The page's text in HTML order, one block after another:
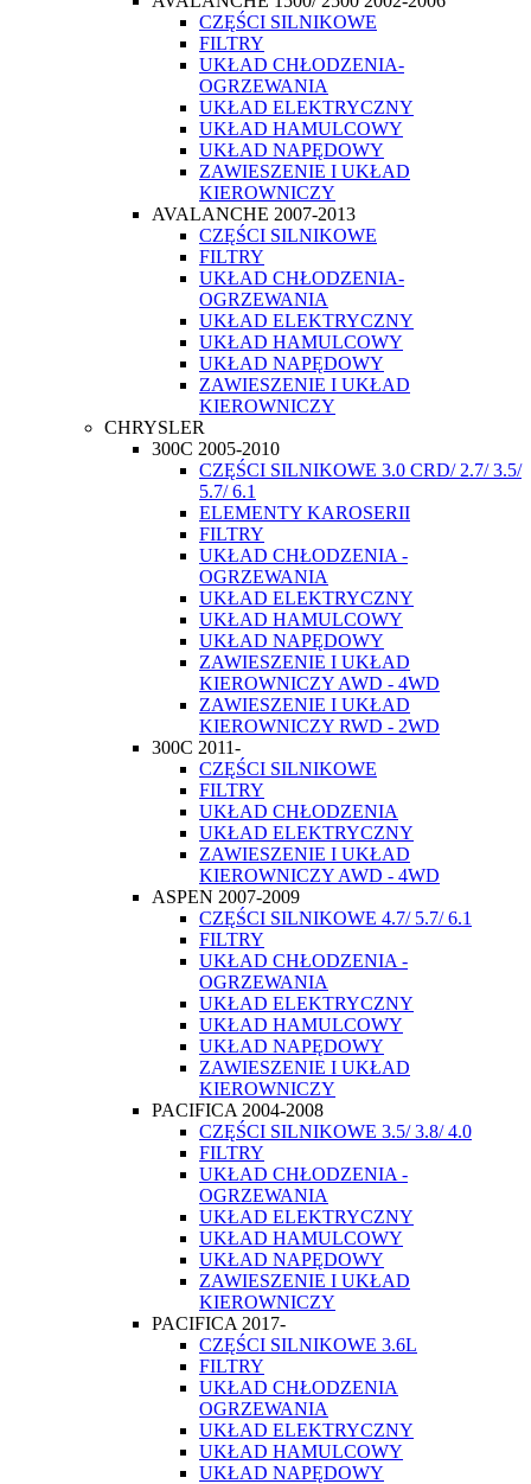
CZĘŚCI SILNIKOWE
FILTRY
UKŁAD CHŁODZENIA-
OGRZEWANIA
UKŁAD ELEKTRYCZNY
UKŁAD HAMULCOWY
UKŁAD NAPĘDOWY
ZAWIESZENIE I UKŁAD
KIEROWNICZY
AVALANCHE 2007-2013
CZĘŚCI SILNIKOWE
FILTRY
UKŁAD CHŁODZENIA-
OGRZEWANIA
UKŁAD ELEKTRYCZNY
UKŁAD HAMULCOWY
UKŁAD NAPĘDOWY
ZAWIESZENIE I UKŁAD
KIEROWNICZY
CHRYSLER
300C 2005-2010
CZĘŚCI SILNIKOWE 3.0 CRD/ 2.7/ 3.5/
5.7/ 6.1
ELEMENTY KAROSERII
FILTRY
UKŁAD CHŁODZENIA -
OGRZEWANIA
UKŁAD ELEKTRYCZNY
UKŁAD HAMULCOWY
UKŁAD NAPĘDOWY
ZAWIESZENIE I UKŁAD
KIEROWNICZY AWD - 4WD
ZAWIESZENIE I UKŁAD
KIEROWNICZY RWD - 2WD
300C 2011-
CZĘŚCI SILNIKOWE
FILTRY
UKŁAD CHŁODZENIA
UKŁAD ELEKTRYCZNY
ZAWIESZENIE I UKŁAD
KIEROWNICZY AWD - 4WD
ASPEN 2007-2009
CZĘŚCI SILNIKOWE 4.7/ 5.7/ 6.1
FILTRY
UKŁAD CHŁODZENIA -
OGRZEWANIA
UKŁAD ELEKTRYCZNY
UKŁAD HAMULCOWY
UKŁAD NAPĘDOWY
ZAWIESZENIE I UKŁAD
KIEROWNICZY
PACIFICA 2004-2008
CZĘŚCI SILNIKOWE 3.5/ 3.8/ 4.0
FILTRY
UKŁAD CHŁODZENIA -
OGRZEWANIA
UKŁAD ELEKTRYCZNY
UKŁAD HAMULCOWY
UKŁAD NAPĘDOWY
ZAWIESZENIE I UKŁAD
KIEROWNICZY
PACIFICA 2017-
CZĘŚCI SILNIKOWE 3.6L
FILTRY
UKŁAD CHŁODZENIA
OGRZEWANIA
UKŁAD ELEKTRYCZNY
UKŁAD HAMULCOWY
UKŁAD NAPĘDOWY